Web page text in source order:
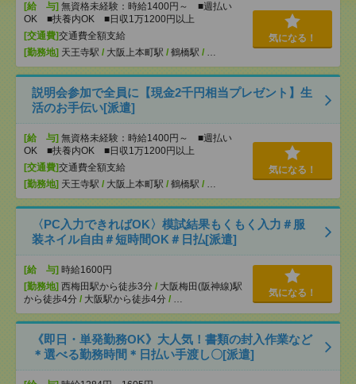
[給 与] 無資格未経験：時給1400円～ ■週払い
OK ■扶養内OK ■日収1万1200円以上
[交通費]交通費全額支給
[勤務地] 天王寺駅 / 大阪上本町駅 / 鶴橋駅 / …
気になる！
説明会参加で全員に【現金2千円相当プレゼント】生
活のお手伝い[派遣]
[給 与] 無資格未経験：時給1400円～ ■週払い
OK ■扶養内OK ■日収1万1200円以上
[交通費]交通費全額支給
[勤務地] 天王寺駅 / 大阪上本町駅 / 鶴橋駅 / …
気になる！
〈PC入力できればOK〉模試結果もくもく入力＃服
装ネイル自由＃短時間OK＃日払[派遣]
[給 与] 時給1600円
[勤務地] 西梅田駅から徒歩3分 / 大阪梅田(阪神線)駅
から徒歩4分 / 大阪駅から徒歩4分 / …
気になる！
《即日・単発勤務OK》大人気！書類の封入作業など
＊選べる勤務時間＊日払い手渡し〇[派遣]